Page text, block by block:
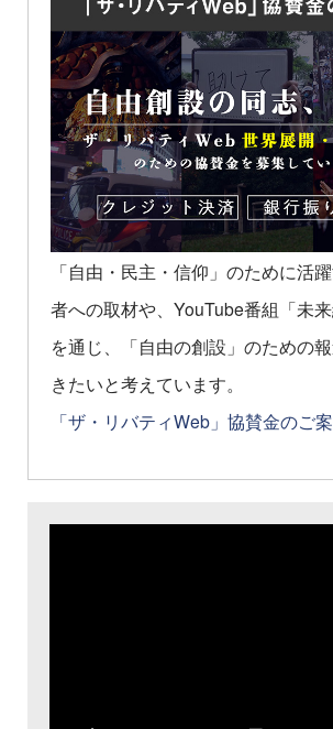
「自由・民主・信仰」のために活
者への取材や、YouTube番組「未
を通じ、「自由の創設」のための
きたいと考えています。
「ザ・リバティWeb」協賛金のご